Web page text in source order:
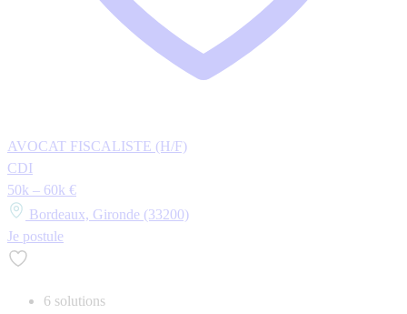
AVOCAT FISCALISTE (H/F)
CDI
50k – 60k €
Bordeaux, Gironde (33200)
Je postule
6 solutions